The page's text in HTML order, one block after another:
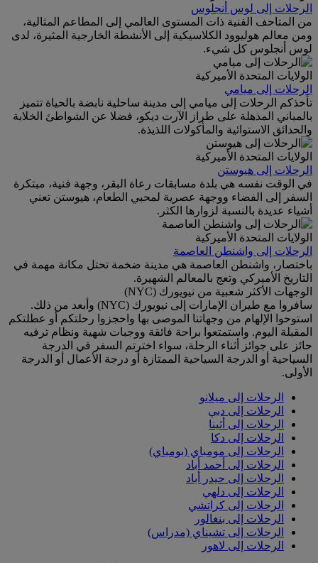
الرحلات إلى لوس أنجلوس
من المتاحف الفنية ذات المستوى العالمي إلى المطاعم المثالية،
ومن معالم هوليوود الكلاسيكية إلى الأنشطة الخارجية المثيرة، لدى
لوس أنجلوس كل شيء.
الولايات المتحدة الأميركية
الرحلات إلى ميامي
تأخذكم الرحلات إلى ميامي إلى مدينة ساحلية نابضة بالحياة تتميز
بالمباني المذهلة على طراز الآرت ديكو، فضلا عن الشواطئ الخلابة
والحدائق الاستوائية والمأكولات اللذيذة.
الولايات المتحدة الأميركية
الرحلات إلى هيوستن
في الوقت نفسه هي بلدة مسابقات رعاة البقر، وجهة فنية، مبتكرة
السفر إلى الفضاء ووجهة عصرية لمحبي الطعام، هيوستن تعني
أشياء عديدة بالنسبة لزوارها الكثر.
الولايات المتحدة الأميركية
الرحلات إلى واشنطن العاصمة
باختصار، واشنطن العاصمة هي مدينة ضخمة تحتل مكانة مهمة في
التاريخ الأميركي وتعج بالمعالم الشهيرة.
الوجهات الأكثر شعبية من نيويورك (NYC)
سافروا مع طيران الإمارات إلى نيويورك (NYC) وأبعد من ذلك.
استوحوا الإلهام من وجهاتنا الموصى بها واحجزوا رحلتكم أو عطلتكم
المقبلة اليوم. واستمتعوا براحة فائقة ووجبات شهية ونظام ترفيه
حائز على جوائز أثناء الرحلة، سواء اخترتم السفر في الدرجة
السياحية أو الدرجة السياحية الممتازة أو درجة الأعمال أو الدرجة
الأولى.
الرحلات إلى ميلانو
الرحلات إلى دبي
الرحلات إلى أثينا
الرحلات إلى دكا
الرحلات إلى مومباي (بومباي)
الرحلات إلى أحمد أباد
الرحلات إلى حيدر أباد
الرحلات إلى دلهي
الرحلات إلى كراتشي
الرحلات إلى بنغالور
الرحلات إلى تشيناي (مدراس)
الرحلات إلى لاهور